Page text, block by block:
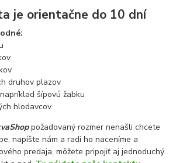
je orientačne do 10 dní
druhov plazov
šípovú žabku
hlodavcov
požadovaný rozmer nenašli chcete
napíšte nám a radi ho naceníme a
predaja, môžete pripojiť aj jednoduchý